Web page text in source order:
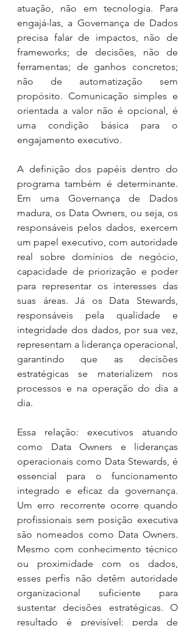
atuação, não em tecnologia. Para
engajá-las, a Governança de Dados
precisa falar de impactos, não de
frameworks; de decisões, não de
ferramentas; de ganhos concretos;
não de automatização sem
propósito. Comunicação simples e
orientada a valor não é opcional, é
uma condição básica para o
engajamento executivo.
A definição dos papéis dentro do
programa também é determinante.
Em uma Governança de Dados
madura, os Data Owners, ou seja, os
responsáveis pelos dados, exercem
um papel executivo, com autoridade
real sobre domínios de negócio,
capacidade de priorização e poder
para representar os interesses das
suas áreas. Já os Data Stewards,
responsáveis pela qualidade e
integridade dos dados, por sua vez,
representam a liderança operacional,
garantindo que as decisões
estratégicas se materializem nos
processos e na operação do dia a
dia.
Essa relação: executivos atuando
como Data Owners e lideranças
operacionais como Data Stewards, é
essencial para o funcionamento
integrado e eficaz da governança.
Um erro recorrente ocorre quando
profissionais sem posição executiva
são nomeados como Data Owners.
Mesmo com conhecimento técnico
ou proximidade com os dados,
esses perfis não detêm autoridade
organizacional suficiente para
sustentar decisões estratégicas. O
resultado é previsível: perda de